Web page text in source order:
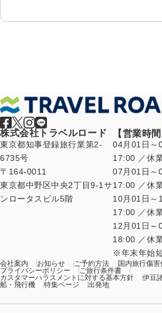
株式会社トラベルロード
東京都知事登録旅行業第2-
6735号
〒164-0011
東京都中野区中央2丁目9-1サ
ンロータスビル5階
【営業時間
04月01日～
17:00 ／休
07月01日～
17:00 ／休
10月01日～
17:00 ／休
12月01日～
18:00 ／休
年末年始
会社案内 お知らせ ご予約方法
国内旅行傷
プライバシーポリシー
ご旅行条件書
カスタマーハラスメントに対する基本方針
伊豆
船・飛行機
特集ページ 出発地